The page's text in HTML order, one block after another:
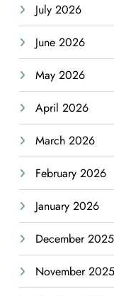
July 2026
June 2026
May 2026
April 2026
March 2026
February 2026
January 2026
December 2025
November 2025